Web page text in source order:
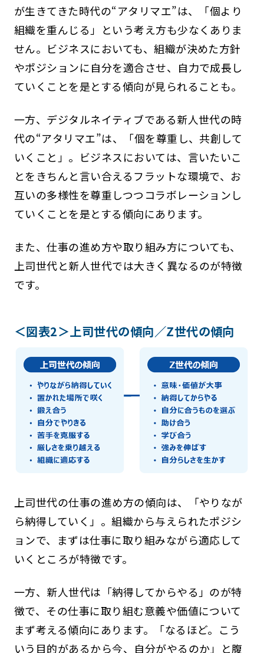
が生きてきた時代の“アタリマエ”は、「個より
組織を重んじる」という考え方も少なくありま
せん。ビジネスにおいても、組織が決めた方針
やポジションに自分を適合させ、自力で成長し
ていくことを是とする傾向が見られることも。
一方、デジタルネイティブである新人世代の時
代の“アタリマエ”は、「個を尊重し、共創して
いくこと」。ビジネスにおいては、言いたいこ
とをきちんと言い合えるフラットな環境で、お
互いの多様性を尊重しつつコラボレーションし
ていくことを是とする傾向にあります。
また、仕事の進め方や取り組み方についても、
上司世代と新人世代では大きく異なるのが特徴
です。
＜図表2＞上司世代の傾向／Z世代の傾向
上司世代の仕事の進め方の傾向は、「やりなが
ら納得していく」。組織から与えられたポジシ
ョンで、まずは仕事に取り組みながら適応して
いくところが特徴です。
一方、新人世代は「納得してからやる」のが特
徴で、その仕事に取り組む意義や価値について
まず考える傾向にあります。「なるほど。こう
いう目的があるから今、自分がやるのか」と腹